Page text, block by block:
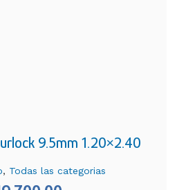
9.5mm 1.20×2.40
, Todas las categorias